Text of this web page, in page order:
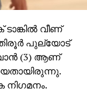
ടാങ്കില്‍ വീണ്
പുല്യോട്
(3) ആണ്
നിഗമനം.